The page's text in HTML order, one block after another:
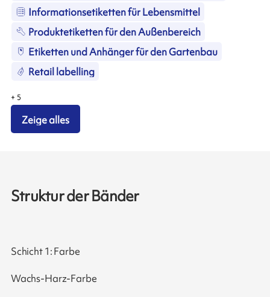
Informationsetiketten für Lebensmittel
Produktetiketten für den Außenbereich
Etiketten und Anhänger für den Gartenbau
Retail labelling
+ 5
Zeige alles
Struktur der Bänder
Schicht 1: Farbe
Wachs-Harz-Farbe